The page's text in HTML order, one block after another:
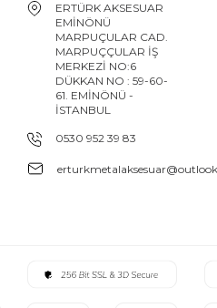
ERTÜRK AKSESUAR
EMİNÖNÜ
MARPUÇULAR CAD.
MARPUÇÇULAR İŞ
MERKEZİ NO:6
DÜKKAN NO : 59-60-
61. EMİNÖNÜ -
İSTANBUL
0530 952 39 83